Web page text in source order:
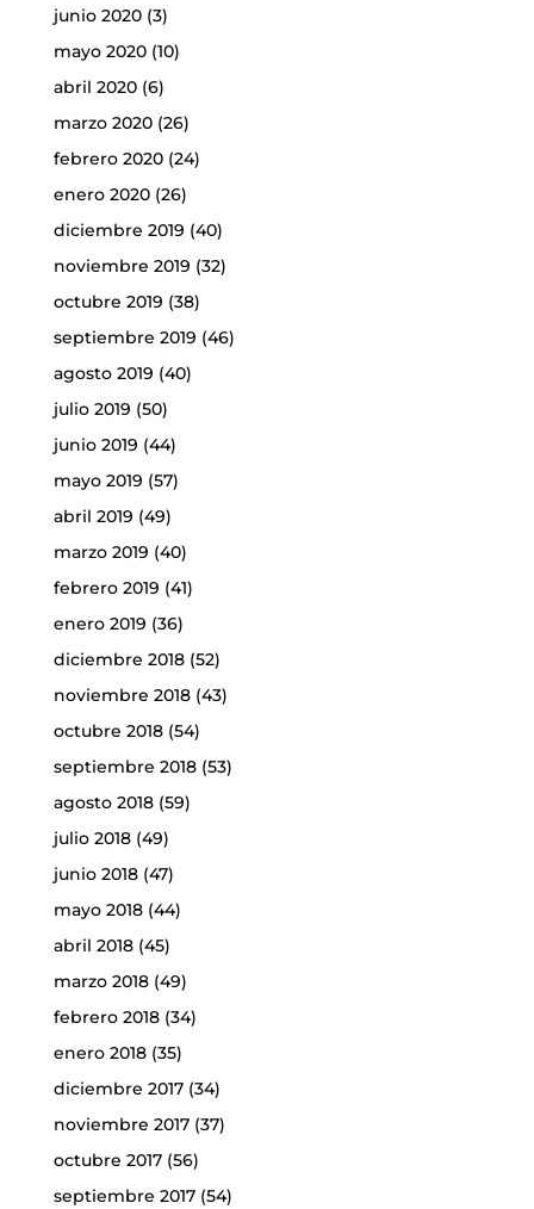
junio 2020(3)
mayo 2020(10)
abril 2020(6)
marzo 2020(26)
febrero 2020(24)
enero 2020(26)
diciembre 2019 (40)
noviembre 2019 (32)
octubre 2019 (38)
septiembre 2019 (46)
agosto 2019 (40)
julio 2019 (50)
junio 2019 (44)
mayo 2019 (57)
abril 2019 (49)
marzo 2019 (40)
febrero 2019 (41)
enero 2019 (36)
diciembre 2018(52)
noviembre 2018(43)
octubre 2018(54)
septiembre 2018(53)
agosto 2018(59)
julio 2018(49)
junio 2018(47)
mayo 2018(44)
abril 2018(45)
marzo 2018(49)
febrero 2018(34)
enero 2018(35)
diciembre 2017(34)
noviembre 2017(37)
octubre 2017(56)
septiembre 2017(54)